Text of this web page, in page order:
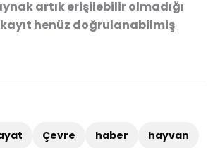
artık erişilebilir olmadığı
henüz doğrulanabilmiş
Çevre haber
hayvan